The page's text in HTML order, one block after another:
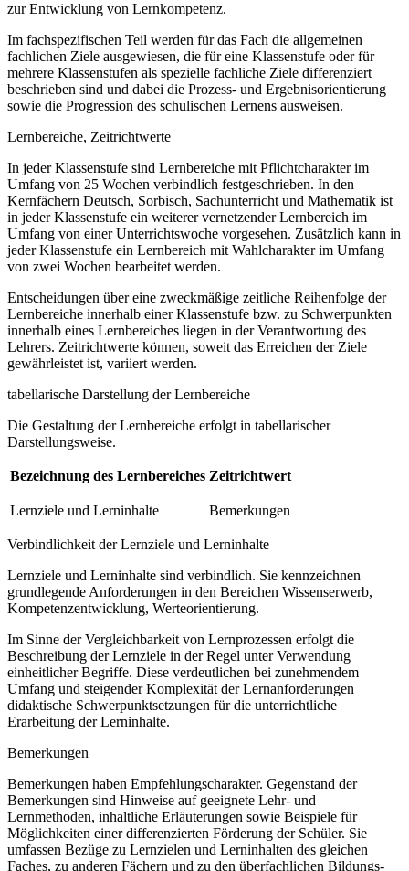
zur Entwicklung von Lernkompetenz.
Im fachspezifischen Teil werden für das Fach die allgemeinen
fachlichen Ziele ausgewiesen, die für eine Klassenstufe oder für
mehrere Klassenstufen als spezielle fachliche Ziele differenziert
beschrieben sind und dabei die Prozess- und Ergebnisorientierung
sowie die Progression des schulischen Lernens ausweisen.
Lernbereiche, Zeitrichtwerte
In jeder Klassenstufe sind Lernbereiche mit Pflichtcharakter im
Umfang von 25 Wochen verbindlich festgeschrieben. In den
Kernfächern Deutsch, Sorbisch, Sachunterricht und Mathematik ist
in jeder Klassenstufe ein weiterer vernetzender Lernbereich im
Umfang von einer Unterrichtswoche vorgesehen. Zusätzlich kann in
jeder Klassenstufe ein Lernbereich mit Wahlcharakter im Umfang
von zwei Wochen bearbeitet werden.
Entscheidungen über eine zweckmäßige zeitliche Reihenfolge der
Lernbereiche innerhalb einer Klassenstufe bzw. zu Schwerpunkten
innerhalb eines Lernbereiches liegen in der Verantwortung des
Lehrers. Zeitrichtwerte können, soweit das Erreichen der Ziele
gewährleistet ist, variiert werden.
tabellarische Darstellung der Lernbereiche
Die Gestaltung der Lernbereiche erfolgt in tabellarischer
Darstellungsweise.
Bezeichnung des Lernbereiches Zeitrichtwert
Lernziele und Lerninhalte Bemerkungen
Verbindlichkeit der Lernziele und Lerninhalte
Lernziele und Lerninhalte sind verbindlich. Sie kennzeichnen
grundlegende Anforderungen in den Bereichen Wissenserwerb,
Kompetenzentwicklung, Werteorientierung.
Im Sinne der Vergleichbarkeit von Lernprozessen erfolgt die
Beschreibung der Lernziele in der Regel unter Verwendung
einheitlicher Begriffe. Diese verdeutlichen bei zunehmendem
Umfang und steigender Komplexität der Lernanforderungen
didaktische Schwerpunktsetzungen für die unterrichtliche
Erarbeitung der Lerninhalte.
Bemerkungen
Bemerkungen haben Empfehlungscharakter. Gegenstand der
Bemerkungen sind Hinweise auf geeignete Lehr- und
Lernmethoden, inhaltliche Erläuterungen sowie Beispiele für
Möglichkeiten einer differenzierten Förderung der Schüler. Sie
umfassen Bezüge zu Lernzielen und Lerninhalten des gleichen
Faches, zu anderen Fächern und zu den überfachlichen Bildungs-